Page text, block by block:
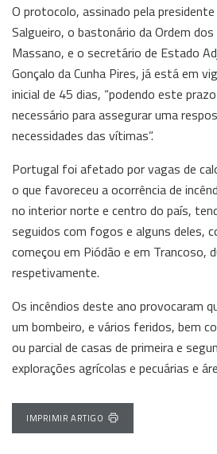
O protocolo, assinado pela
Salgueiro, o bastonário da Ordem
Massano, e o secretário de Estado
Gonçalo da Cunha Pires, já está em
inicial de 45 dias, “podendo este
necessário para assegurar uma
necessidades das vítimas”.
Portugal foi afetado por vagas de
o que favoreceu a ocorrência de
no interior norte e centro do país,
seguidos com fogos e alguns deles,
começou em Piódão e em Trancoso,
respetivamente.
Os incêndios deste ano provocaram
um bombeiro, e vários feridos, bem
ou parcial de casas de primeira e
explorações agrícolas e pecuárias e
IMPRIMIR ARTIGO